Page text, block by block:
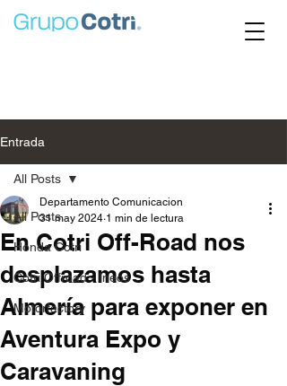
Entrada
All Posts
Honda Cotri
Cotri Offroad - Ineos
Motorfactory
All Posts
En Cotri Off-Road nos
desplazamos hasta
Almería para exponer en
Aventura Expo y
Caravaning
Departamento Comunicacion
31 may 2024 1 min de lectura